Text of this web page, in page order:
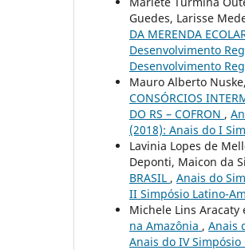
Guedes, Larisse
DA MERENDA
Desenvolvimento
Desenvolvimento
Mauro Alberto
CONSÓRCIOS
DO RS – COFRON ,
(2018): Anais do I
Lavinia Lopes de
Deponti, Maicon da
BRASIL , Anais do
II Simpósio Latino-
Michele Lins Aracaty
na Amazônia , Anais
Anais do IV